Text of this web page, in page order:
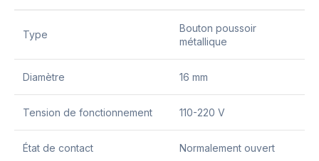
Type
Bouton poussoir
métallique
Diamètre 16 mm
Tension de fonctionnement 110-220 V
État de contact Normalement ouvert